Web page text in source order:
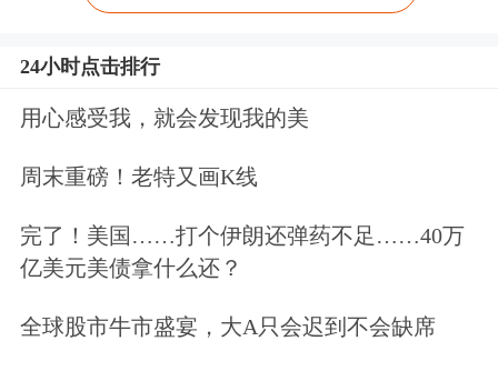
1月9日，港交所公布2025年四季度末陆
24小时点击排行
用心感受我，就会发现我的美
周末重磅！老特又画K线
完了！美国……打个伊朗还弹药不足……40万
亿美元美债拿什么还？
全球股市牛市盛宴，大A只会迟到不会缺席